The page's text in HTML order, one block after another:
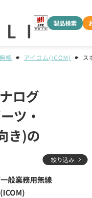
製品検索
線 アイコム(ICOM) ス
ログ
ツ・
き)の
絞り込み
般業務用無線